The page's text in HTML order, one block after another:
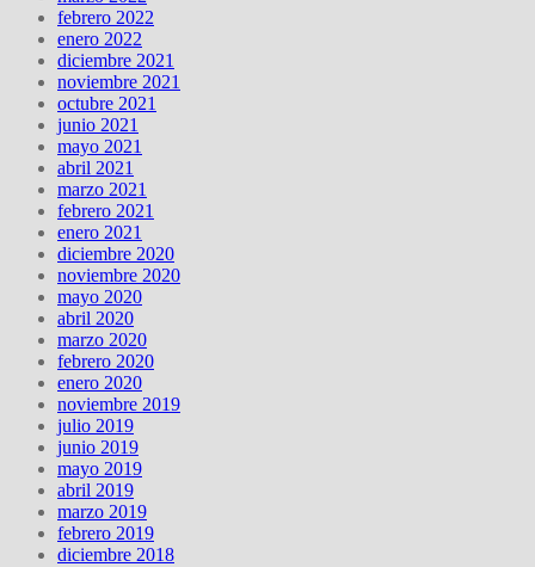
febrero 2022
enero 2022
diciembre 2021
noviembre 2021
octubre 2021
junio 2021
mayo 2021
abril 2021
marzo 2021
febrero 2021
enero 2021
diciembre 2020
noviembre 2020
mayo 2020
abril 2020
marzo 2020
febrero 2020
enero 2020
noviembre 2019
julio 2019
junio 2019
mayo 2019
abril 2019
marzo 2019
febrero 2019
diciembre 2018